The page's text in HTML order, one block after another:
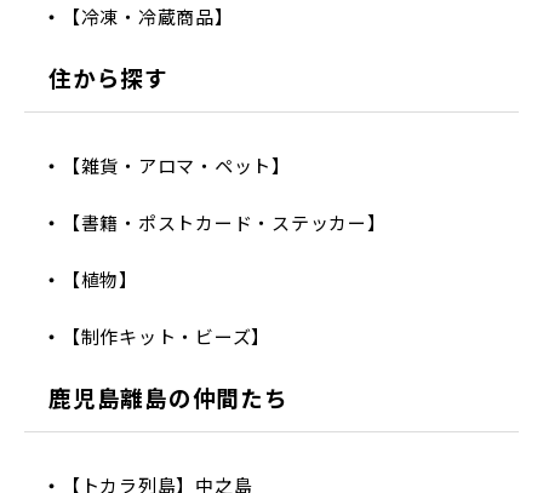
【冷凍・冷蔵商品】
住から探す
【雑貨・アロマ・ペット】
【書籍・ポストカード・ステッカー】
【植物】
【制作キット・ビーズ】
鹿児島離島の仲間たち
【トカラ列島】中之島